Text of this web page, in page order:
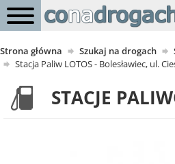
Strona główna Szukaj na drogach
Stacja Paliw LOTOS - Bolesławiec, ul.
STACJE